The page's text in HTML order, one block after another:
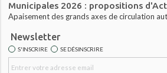
Municipales 2026 : propositions
Apaisement des grands axes de circulation
Newsletter
S'INSCRIRE SE DÉSINSCRIRE